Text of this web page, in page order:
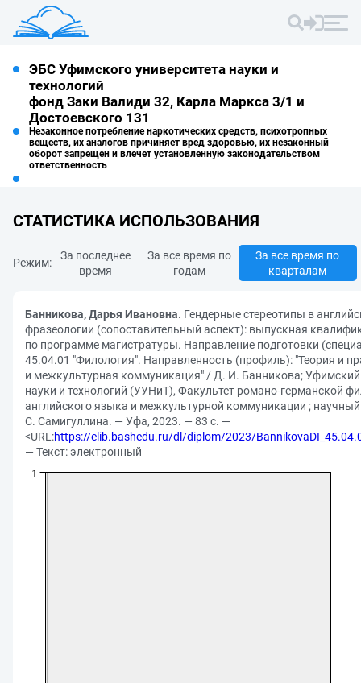
ЭБС Уфимского университета науки и
технологий
фонд Заки Валиди 32, Карла Маркса 3/1 и
Достоевского 131
Незаконное потребление наркотических средств, психотропных
веществ, их аналогов причиняет вред здоровью, их незаконный
оборот запрещен и влечет установленную законодательством
ответственность
СТАТИСТИКА ИСПОЛЬЗОВАНИЯ
Режим:
За последнее
время
За все время по
годам
За все время по
кварталам
Банникова, Дарья Ивановна. Гендерные стереотипы в
фразеологии (сопоставительный аспект): выпускная
по программе магистратуры. Направление подготовки
45.04.01 "Филология". Направленность (профиль): "Теория и
и межкультурная коммуникация" / Д. И. Банникова; Уфимский
науки и технологий (УУНиТ), Факультет романо-германской
английского языка и межкультурной коммуникации ;
С. Самигуллина. — Уфа, 2023. — 83 с. —
<URL:https://elib.bashedu.ru/dl/diplom/2023/
— Текст: электронный